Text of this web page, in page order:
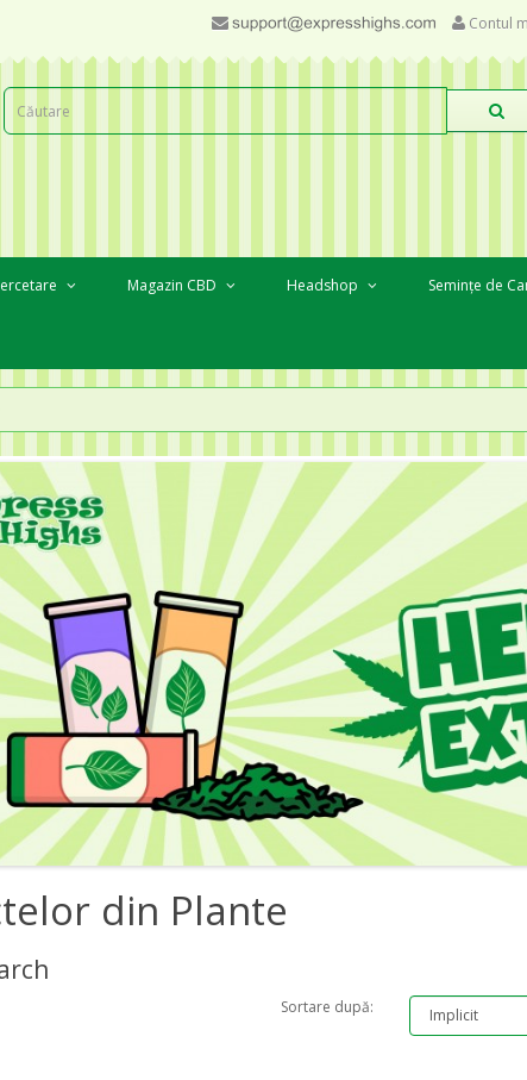
Contul
Magazin CBD Headshop Semințe de
din Plante
Sortare după: